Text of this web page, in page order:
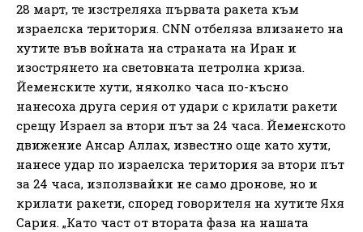
28 март, те изстреляха първата ракета към
израелска територия. CNN отбеляза влизането на
хутите във войната на страната на Иран и
изострянето на световната петролна криза.
Йеменските хути, няколко часа по-късно
нанесоха друга серия от удари с крилати ракети
срещу Израел за втори път за 24 часа. Йеменското
движение Ансар Аллах, известно още като хути,
нанесе удар по израелска територия за втори път
за 24 часа, използвайки не само дронове, но и
крилати ракети, според говорителя на хутите Яхя
Сария. „Като част от втората фаза на нашата